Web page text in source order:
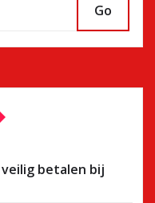
Go
betalen bij